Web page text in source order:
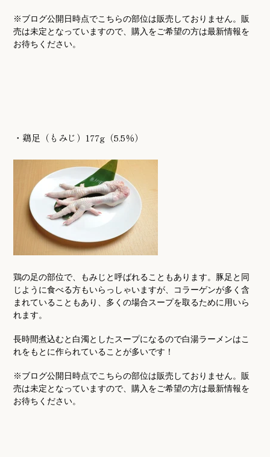
※ブログ公開日時点でこちらの部位は販売しておりません。販
売は未定となっていますので、購入をご希望の方は最新情報を
お待ちください。
・鶏足（もみじ）177g（5.5％）
鶏の足の部位で、もみじと呼ばれることもあります。豚足と同
じように食べる方もいらっしゃいますが、コラーゲンが多く含
まれていることもあり、多くの場合スープを取るために用いら
れます。
長時間煮込むと白濁としたスープになるので白湯ラーメンはこ
れをもとに作られていることが多いです！
※ブログ公開日時点でこちらの部位は販売しておりません。販
売は未定となっていますので、購入をご希望の方は最新情報を
お待ちください。